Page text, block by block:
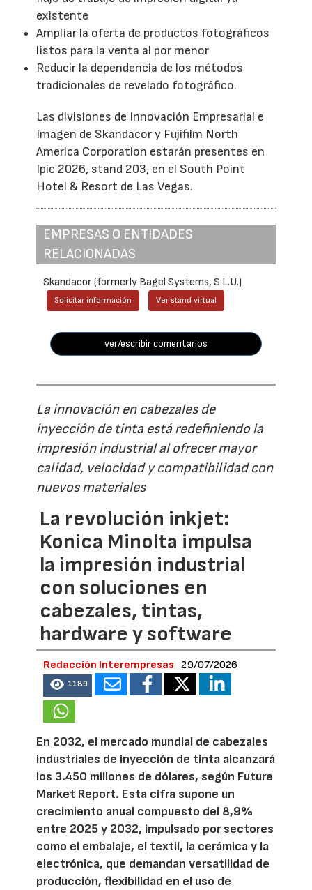
existente
Ampliar la oferta de productos fotográficos
listos para la venta al por menor
Reducir la dependencia de los métodos
tradicionales de revelado fotográfico.
Las divisiones de Innovación Empresarial e
Imagen de Skandacor y Fujifilm North
America Corporation estarán presentes en
Ipic 2026, stand 203, en el South Point
Hotel & Resort de Las Vegas.
EMPRESAS O ENTIDADES
RELACIONADAS
Skandacor (formerly Bagel Systems, S.L.U.)
Solicitar información Ver stand virtual
ver/escribir comentarios
La innovación en cabezales de
inyección de tinta está redefiniendo la
impresión industrial al ofrecer mayor
calidad, velocidad y compatibilidad con
nuevos materiales
La revolución inkjet:
Konica Minolta impulsa
la impresión industrial
con soluciones en
cabezales, tintas,
hardware y software
Redacción Interempresas 29/07/2026
1189
En 2032, el mercado mundial de cabezales
industriales de inyección de tinta alcanzará
los 3.450 millones de dólares, según Future
Market Report. Esta cifra supone un
crecimiento anual compuesto del 8,9%
entre 2025 y 2032, impulsado por sectores
como el embalaje, el textil, la cerámica y la
electrónica, que demandan versatilidad de
producción, flexibilidad en el uso de